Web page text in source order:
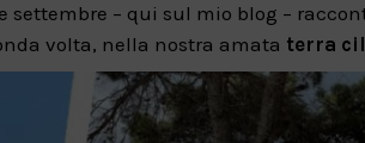
settembre – qui sul mio blog –
volta, nella nostra amata terra